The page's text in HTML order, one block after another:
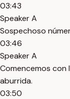
03:43
Speaker A
Sospechoso
03:46
Speaker A
Comencemos con
aburrida.
03:50